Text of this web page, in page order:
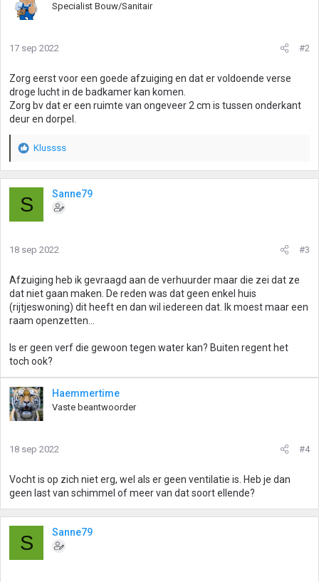
Specialist Bouw/Sanitair
17 sep 2022 #2
Zorg eerst voor een goede afzuiging en dat er voldoende verse
droge lucht in de badkamer kan komen.
Zorg bv dat er een ruimte van ongeveer 2 cm is tussen onderkant
deur en dorpel.
W
a
d
n
e
n
:
Klussss
S Sanne79
18 sep 2022 #3
Afzuiging heb ik gevraagd aan de verhuurder maar die zei dat ze
dat niet gaan maken. De reden was dat geen enkel huis
(rijtjeswoning) dit heeft en dan wil iedereen dat. Ik moest maar een
raam openzetten...
Is er geen verf die gewoon tegen water kan? Buiten regent het
toch ook?
Haemmertime
Vaste beantwoorder
18 sep 2022 #4
Vocht is op zich niet erg, wel als er geen ventilatie is. Heb je dan
geen last van schimmel of meer van dat soort ellende?
S Sanne79